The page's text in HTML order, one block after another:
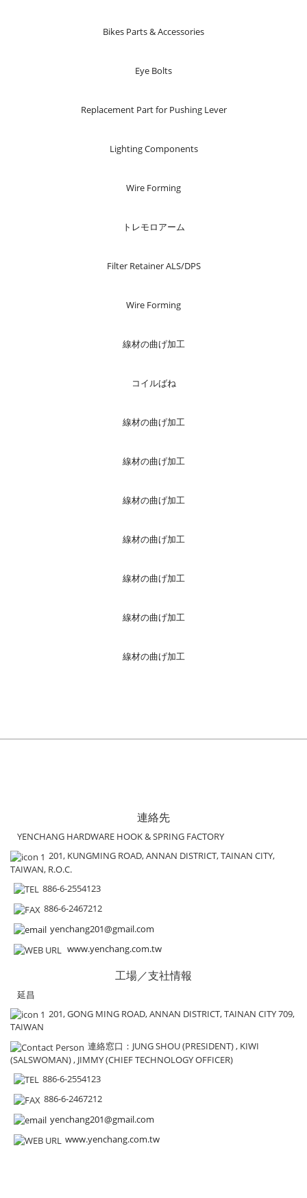
Bikes Parts & Accessories
Eye Bolts
Replacement Part for Pushing Lever
Lighting Components
Wire Forming
トレモロアーム
Filter Retainer ALS/DPS
Wire Forming
線材の曲げ加工
コイルばね
線材の曲げ加工
線材の曲げ加工
線材の曲げ加工
線材の曲げ加工
線材の曲げ加工
線材の曲げ加工
線材の曲げ加工
連絡先
YENCHANG HARDWARE HOOK & SPRING FACTORY
201, KUNGMING ROAD, ANNAN DISTRICT, TAINAN CITY,
TAIWAN, R.O.C.
886-6-2554123
886-6-2467212
yenchang201@gmail.com
www.yenchang.com.tw
工場／支社情報
延昌
201, GONG MING ROAD, ANNAN DISTRICT, TAINAN CITY 709,
TAIWAN
連絡窓口 ：JUNG SHOU (PRESIDENT) , KIWI
(SALSWOMAN) , JIMMY (CHIEF TECHNOLOGY OFFICER)
886-6-2554123
886-6-2467212
yenchang201@gmail.com
www.yenchang.com.tw